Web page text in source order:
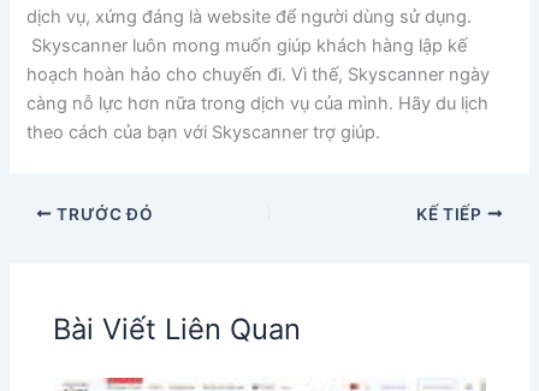
dịch vụ, xứng đáng là website để người dùng sử dụng.
Skyscanner luôn mong muốn giúp khách hàng lập kế
hoạch hoàn hảo cho chuyến đi. Vì thế, Skyscanner ngày
càng nỗ lực hơn nữa trong dịch vụ của mình. Hãy du lịch
theo cách của bạn với Skyscanner trợ giúp.
TRƯỚC ĐÓ KẾ TIẾP
Bài Viết Liên Quan